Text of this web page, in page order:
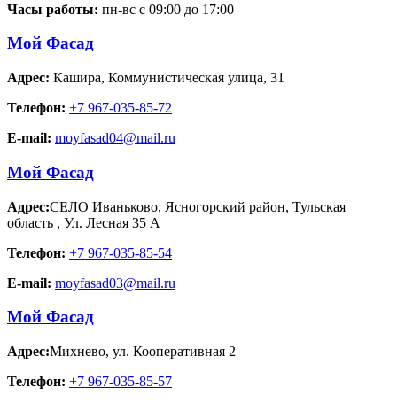
Часы работы: пн-вс с 09:00 до 17:00
Мой Фасад
Адрес: Кашира, Коммунистическая улица, 31
Телефон: +7 967-035-85-72
E-mail: moyfasad04@mail.ru
Мой Фасад
Адрес:СЕЛО Иваньково, Ясногорский район, Тульская
область , Ул. Лесная 35 А
Телефон: +7 967-035-85-54
E-mail: moyfasad03@mail.ru
Мой Фасад
Адрес:Михнево, ул. Кооперативная 2
Телефон: +7 967-035-85-57